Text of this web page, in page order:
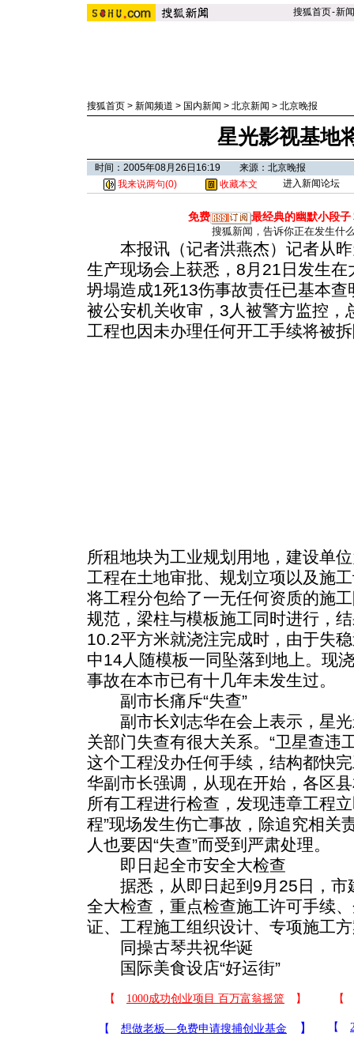
搜狐首页-新闻
搜狐首页 > 新闻频道 > 国内新闻 > 北京新闻 > 北京晚报
星光影视基地
时间：2005年08月26日16:19 来源：北京晚报
我来说两句(0) 收藏本文 进入新闻论坛
免费 最经典的幽默小段子
搜狐新闻，告诉你正在发生什
本报讯（记者洪燕杰）记者从昨
生产现场会上获悉，8月21日发生
坍塌造成1死13伤事故责任已基本
被公安机关收审，3人被警方监控，
工程也因未办理任何开工手续将被
所租地块为工业规划用地，建设单
工程在土地审批、规划立项以及施
将工程分包给了一无任何资质的施
规范，梁柱与模板施工同时进行，
10.2平方米就浇注完成时，由于失
中14人随模板一同坠落到地上。现
事故在本市已有十几年未发生过。
副市长痛斥“失查”
副市长刘志华在会上表示，星光
关部门失查有很大关系。“卫星查违
这个工程没办任何手续，结构都快
华副市长强调，从现在开始，各区
所有工程进行检查，发现违章工程
程”现场发生伤亡事故，除追究相关
人也要因“失查”而受到严肃处理。
即日起全市安全大检查
据悉，从即日起到9月25日，市
全大检查，重点检查施工许可手续
证、工程施工组织设计、专项施工
同操古琴共祝华诞
国际美食设店“好运街”